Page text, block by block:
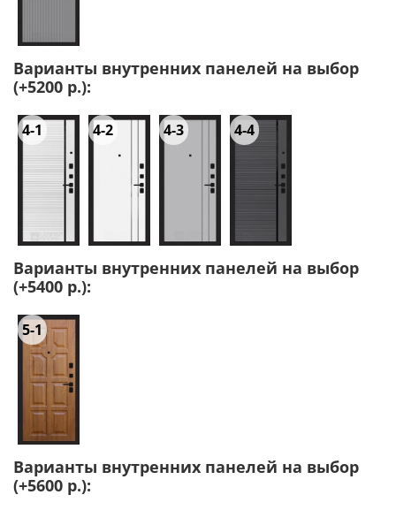
Варианты внутренних панелей на выбор
(+5200 р.):
4-1 4-2 4-3 4-4
Варианты внутренних панелей на выбор
(+5400 р.):
5-1
Варианты внутренних панелей на выбор
(+5600 р.):